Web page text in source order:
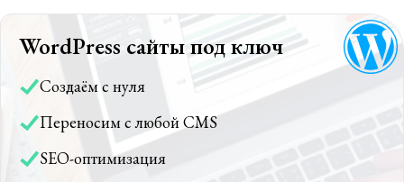
WordPress сайты под ключ
Создаём с нуля
Переносим с любой CMS
SEO-оптимизация